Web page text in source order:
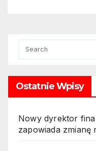
Ostatnie Wpisy
Nowy dyrektor
zapowiada